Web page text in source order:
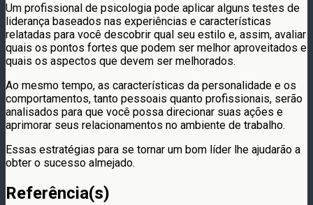
Um profissional de psicologia pode aplicar alguns testes de
liderança baseados nas experiências e características
relatadas para você descobrir qual seu estilo e, assim, avaliar
quais os pontos fortes que podem ser melhor aproveitados e
quais os aspectos que devem ser melhorados.
Ao mesmo tempo, as características da personalidade e os
comportamentos, tanto pessoais quanto profissionais, serão
analisados para que você possa direcionar suas ações e
aprimorar seus relacionamentos no ambiente de trabalho.
Essas estratégias para se tornar um bom líder lhe ajudarão a
obter o sucesso almejado.
Referência(s)